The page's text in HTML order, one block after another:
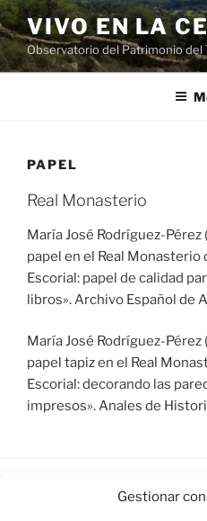
Gestionar
Saltar
al
contenido
VIVO EN LA
Observatorio del Patrimonio
PAPEL
Real Monasterio
María José Rodríguez-Pérez
papel en el Real Monasterio
Escorial: papel de calidad
libros». Archivo Español de
María José Rodríguez-Pérez
papel tapiz en el Real
Escorial: decorando las
impresos». Anales de